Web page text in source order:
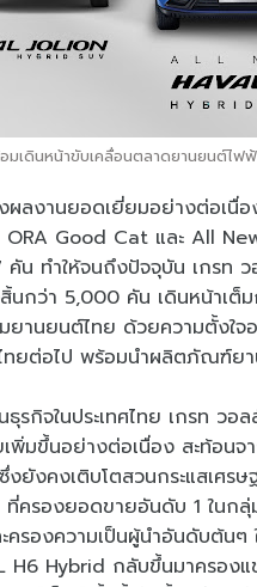
มเดินหน้าขับเคลื่อนตลาดยานยนต์ไ
ผลงานยอดเยี่ยมอย่างต่อเ
Good Cat และ All
คัน ทำให้จนถึงปัจจุบัน เกรท
สิ้นกว่า 5,000 คัน เดินหน้าเ
านยนต์ไทย ด้วยความตั้งใจ
ไทยต่อไป พร้อมนำผลิตภัณฑ์ย
รกิจในประเทศไทย เกรท วอ
เพิ่มขึ้นอย่างต่อเนื่อง สะท้อ
งยังคงเติบโตสวนกระแสเศ
ที่ครองยอดขายอันดับ 1 ใน
ครองความเป็นผู้นำอันดับต้น
H6 Hybrid กลับขึ้นมาครอ